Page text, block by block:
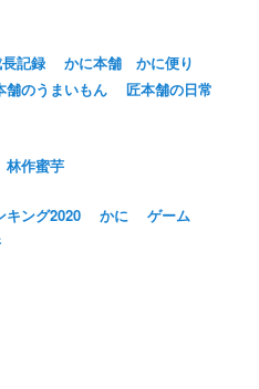
記録
かに本舗 かに便り
舗のうまいもん
匠本舗の日常
林作蜜芋
キング2020 かに
ゲーム